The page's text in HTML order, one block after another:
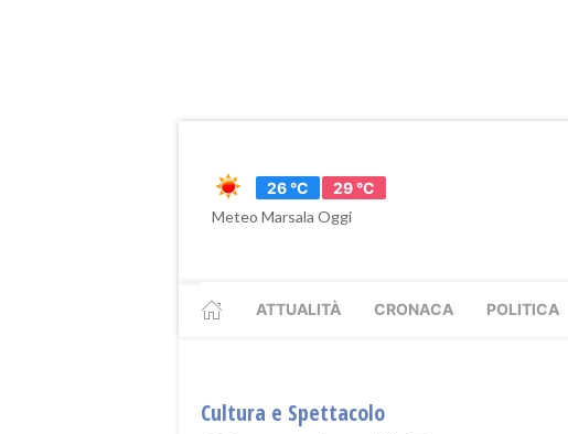
26 °C
29 °C
Meteo Marsala Oggi
ATTUALITÀ CRONACA POLITICA
Cultura e Spettacolo